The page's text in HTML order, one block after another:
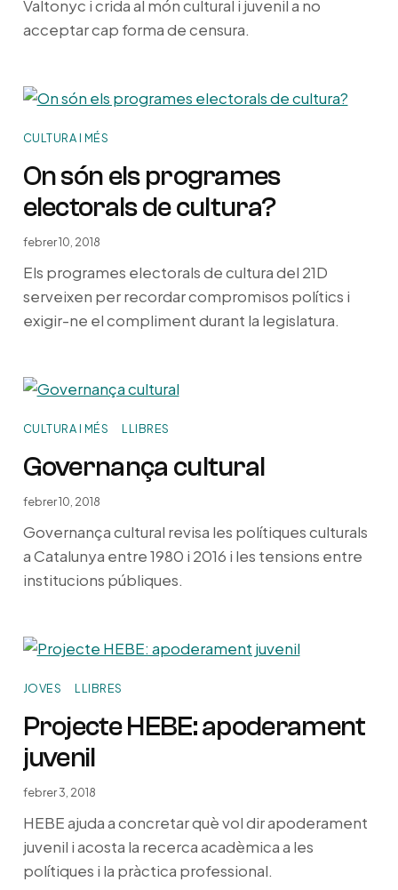
Valtonyc i crida al món cultural i juvenil a no
acceptar cap forma de censura.
CULTURA I MÉS
On són els programes
electorals de cultura?
febrer 10, 2018
Els programes electorals de cultura del 21D
serveixen per recordar compromisos polítics i
exigir-ne el compliment durant la legislatura.
CULTURA I MÉS LLIBRES
Governança cultural
febrer 10, 2018
Governança cultural revisa les polítiques culturals
a Catalunya entre 1980 i 2016 i les tensions entre
institucions públiques.
JOVES LLIBRES
Projecte HEBE: apoderament
juvenil
febrer 3, 2018
HEBE ajuda a concretar què vol dir apoderament
juvenil i acosta la recerca acadèmica a les
polítiques i la pràctica professional.